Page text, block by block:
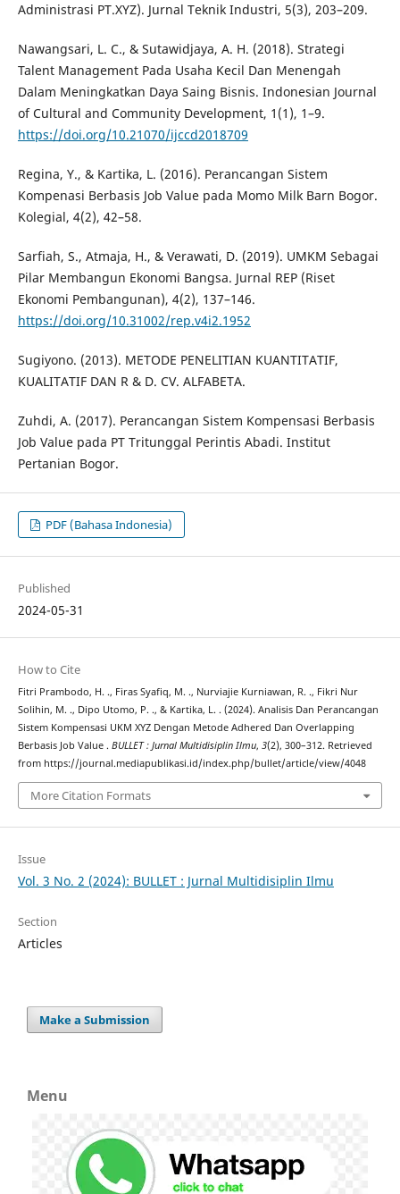
Administrasi PT.XYZ). Jurnal Teknik Industri, 5(3), 203–209.
Nawangsari, L. C., & Sutawidjaya, A. H. (2018). Strategi
Talent Management Pada Usaha Kecil Dan Menengah
Dalam Meningkatkan Daya Saing Bisnis. Indonesian Journal
of Cultural and Community Development, 1(1), 1–9.
https://doi.org/10.21070/ijccd2018709
Regina, Y., & Kartika, L. (2016). Perancangan Sistem
Kompenasi Berbasis Job Value pada Momo Milk Barn Bogor.
Kolegial, 4(2), 42–58.
Sarfiah, S., Atmaja, H., & Verawati, D. (2019). UMKM Sebagai
Pilar Membangun Ekonomi Bangsa. Jurnal REP (Riset
Ekonomi Pembangunan), 4(2), 137–146.
https://doi.org/10.31002/rep.v4i2.1952
Sugiyono. (2013). METODE PENELITIAN KUANTITATIF,
KUALITATIF DAN R & D. CV. ALFABETA.
Zuhdi, A. (2017). Perancangan Sistem Kompensasi Berbasis
Job Value pada PT Tritunggal Perintis Abadi. Institut
Pertanian Bogor.
PDF (Bahasa Indonesia)
Published
2024-05-31
How to Cite
Fitri Prambodo, H. ., Firas Syafiq, M. ., Nurviajie Kurniawan, R. ., Fikri Nur
Solihin, M. ., Dipo Utomo, P. ., & Kartika, L. . (2024). Analisis Dan Perancangan
Sistem Kompensasi UKM XYZ Dengan Metode Adhered Dan Overlapping
Berbasis Job Value . BULLET : Jurnal Multidisiplin Ilmu, 3(2), 300–312. Retrieved
from https://journal.mediapublikasi.id/index.php/bullet/article/view/4048
More Citation Formats
Issue
Vol. 3 No. 2 (2024): BULLET : Jurnal Multidisiplin Ilmu
Section
Articles
Make a Submission
Menu